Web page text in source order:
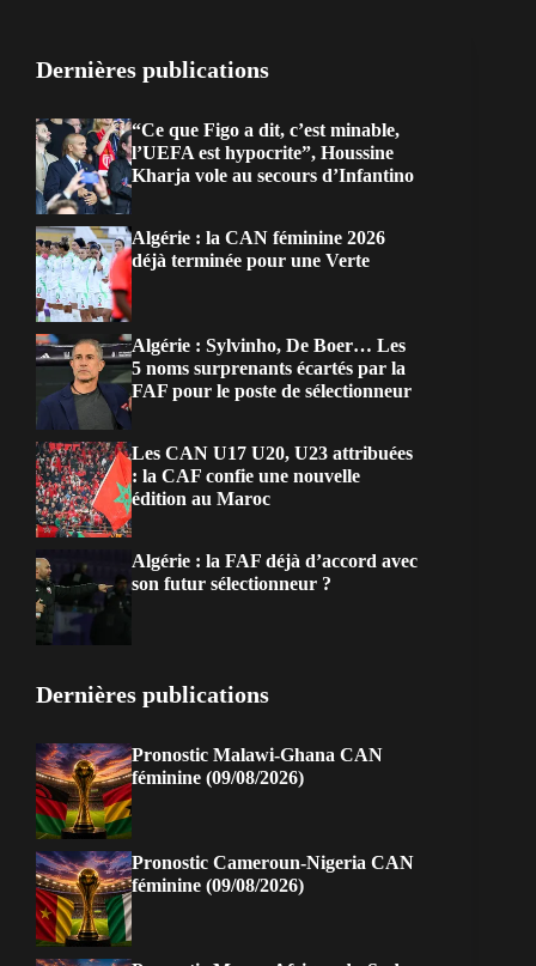
Dernières publications
“Ce que Figo a dit, c’est minable,
l’UEFA est hypocrite”, Houssine
Kharja vole au secours d’Infantino
Algérie : la CAN féminine 2026
déjà terminée pour une Verte
Algérie : Sylvinho, De Boer… Les
5 noms surprenants écartés par la
FAF pour le poste de sélectionneur
Les CAN U17 U20, U23 attribuées
: la CAF confie une nouvelle
édition au Maroc
Algérie : la FAF déjà d’accord avec
son futur sélectionneur ?
Dernières publications
Pronostic Malawi-Ghana CAN
féminine (09/08/2026)
Pronostic Cameroun-Nigeria CAN
féminine (09/08/2026)